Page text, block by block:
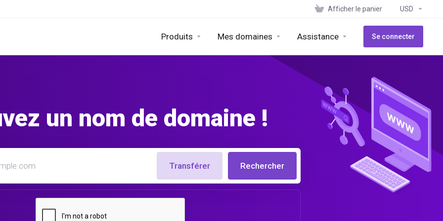
Afficher le panier USD
Produits Mes domaines Assistance Se connecter
un nom de domaine !
Transférer Rechercher